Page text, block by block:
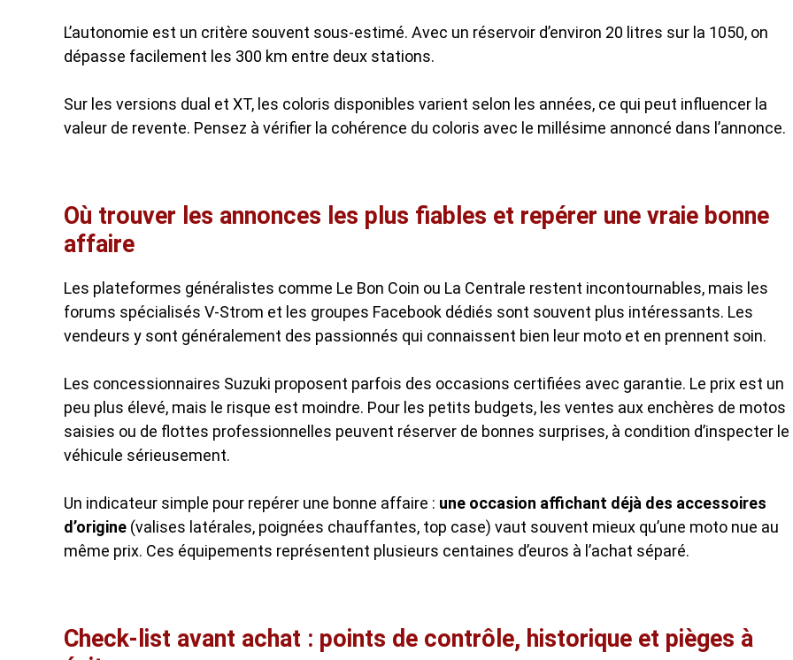
L’autonomie est un critère souvent sous-estimé. Avec un réservoir d’environ 20 litres sur la 1050, on
dépasse facilement les 300 km entre deux stations.
Sur les versions dual et XT, les coloris disponibles varient selon les années, ce qui peut influencer la
valeur de revente. Pensez à vérifier la cohérence du coloris avec le millésime annoncé dans l’annonce.
Où trouver les annonces les plus fiables et repérer une vraie bonne
affaire
Les plateformes généralistes comme Le Bon Coin ou La Centrale restent incontournables, mais les
forums spécialisés V-Strom et les groupes Facebook dédiés sont souvent plus intéressants. Les
vendeurs y sont généralement des passionnés qui connaissent bien leur moto et en prennent soin.
Les concessionnaires Suzuki proposent parfois des occasions certifiées avec garantie. Le prix est un
peu plus élevé, mais le risque est moindre. Pour les petits budgets, les ventes aux enchères de motos
saisies ou de flottes professionnelles peuvent réserver de bonnes surprises, à condition d’inspecter le
véhicule sérieusement.
Un indicateur simple pour repérer une bonne affaire : une occasion affichant déjà des accessoires
d’origine (valises latérales, poignées chauffantes, top case) vaut souvent mieux qu’une moto nue au
même prix. Ces équipements représentent plusieurs centaines d’euros à l’achat séparé.
Check-list avant achat : points de contrôle, historique et pièges à